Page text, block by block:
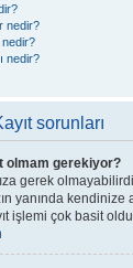
nedir?
nedir?
nedir?
sorunları
olmam gerekiyor?
gerek
yanında
işlemi çok basit